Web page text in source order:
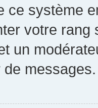
ce système
votre
un
de messages.